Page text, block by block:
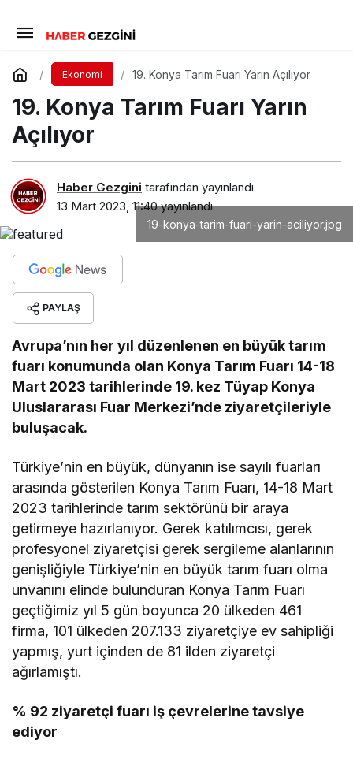
Ekonomi 19. Konya Tarım Fuarı Yarın Açılıyor
19. Konya Tarım Fuarı Yarın
Açılıyor
Haber Gezgini tarafından yayınlandı
13 Mart 2023, 11:40yayınlandı
19-konya-tarim-fuari-yarin-aciliyor.jpg
PAYLAŞ
Avrupa’nın her yıl düzenlenen en büyük tarım
fuarı konumunda olan Konya Tarım Fuarı 14-18
Mart 2023 tarihlerinde 19. kez Tüyap Konya
Uluslararası Fuar Merkezi’nde ziyaretçileriyle
buluşacak.
Türkiye’nin en büyük, dünyanın ise sayılı fuarları
arasında gösterilen Konya Tarım Fuarı, 14-18 Mart
2023 tarihlerinde tarım sektörünü bir araya
getirmeye hazırlanıyor. Gerek katılımcısı, gerek
profesyonel ziyaretçisi gerek sergileme alanlarının
genişliğiyle Türkiye’nin en büyük tarım fuarı olma
unvanını elinde bulunduran Konya Tarım Fuarı
geçtiğimiz yıl 5 gün boyunca 20 ülkeden 461
firma, 101 ülkeden 207.133 ziyaretçiye ev sahipliği
yapmış, yurt içinden de 81 ilden ziyaretçi
ağırlamıştı.
% 92 ziyaretçi fuarı iş çevrelerine tavsiye
ediyor